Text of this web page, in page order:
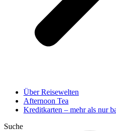
Über Reisewelten
Afternoon Tea
Kreditkarten – mehr als nur
Suche